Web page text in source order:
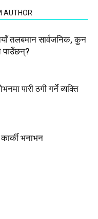
AUTHOR
तलबमान सार्वजनिक, कुन
पाउँछन्?
पारी ठगी गर्ने व्यक्ति
भनाभन